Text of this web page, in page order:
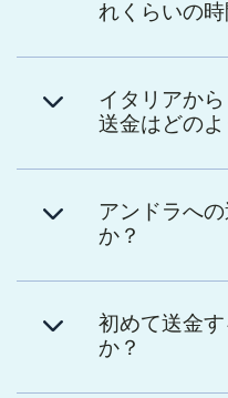
れくらいの
イタリアか
送金はどの
アンドラへ
か？
初めて送金
か？